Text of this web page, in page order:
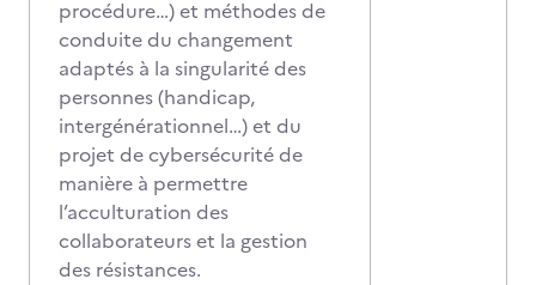
procédure…) et méthodes de
conduite du changement
adaptés à la singularité des
personnes (handicap,
intergénérationnel…) et du
projet de cybersécurité de
manière à permettre
l’acculturation des
collaborateurs et la gestion
des résistances.